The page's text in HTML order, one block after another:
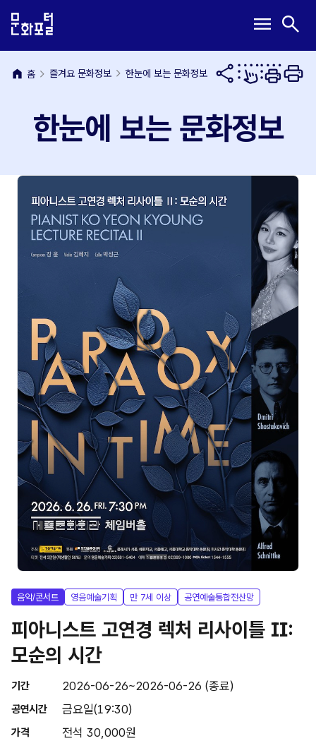
문
내
용
메
뉴
바
메
열
기
menu 검
열
기
search
home 홈 즐겨요 문화정보 한눈에 보는 문화정보
한눈에 보는 문화정보
음악/콘서트 영음예술기획 만 7세 이상 공연예술통합전산망
피아니스트 고연경 렉처 리사이틀 Ⅱ:
모순의 시간
기간 2026-06-26~2026-06-26 (종료)
공연시간 금요일(19:30)
가격 전석 30,000원